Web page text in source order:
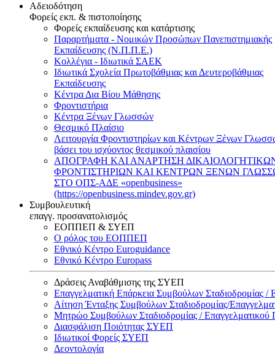
Αδειοδότηση
Φορείς εκπ. & πιστοποίησης
Φορείς εκπαίδευσης και κατάρτισης
Παραρτήματα - Νομικών Προσώπων Πανεπιστημιακής
Εκπαίδευσης (Ν.Π.Π.Ε.)
Κολλέγια - Ιδιωτικά ΣΑΕΚ
Ιδιωτικά Σχολεία Πρωτοβάθμιας και Δευτεροβάθμιας
Εκπαίδευσης
Κέντρα Δια Βίου Μάθησης
Φροντιστήρια
Κέντρα Ξένων Γλωσσών
Θεσμικό Πλαίσιο
Λειτουργία Φροντιστηρίων και Κέντρων Ξένων
βάσει του ισχύοντος θεσμικού πλαισίου
ΑΠΟΓΡΑΦΗ ΚΑΙ ΑΝΑΡΤΗΣΗ
ΦΡΟΝΤΙΣΤΗΡΙΩΝ ΚΑΙ ΚΕΝΤΡΩΝ ΞΕΝΩΝ
ΣΤΟ ΟΠΣ-ΑΔΕ «openbusiness»
(https://openbusiness.mindev.gov.gr)
Συμβουλευτική
επαγγ. προσανατολισμός
ΕΟΠΠΕΠ & ΣΥΕΠ
Ο ρόλος του ΕΟΠΠΕΠ
Εθνικό Κέντρο Euroguidance
Εθνικό Κέντρο Europass
Δράσεις Αναβάθμισης της ΣΥΕΠ
Επαγγελματική Επάρκεια Συμβούλων Σταδιοδρομίας /
Αίτηση Ένταξης Συμβούλων Σταδιοδρομίας/
Μητρώο Συμβούλων Σταδιοδρομίας / Επαγγελματικού
Διασφάλιση Ποιότητας ΣΥΕΠ
Ιδιωτικοί Φορείς ΣΥΕΠ
Δεοντολογία